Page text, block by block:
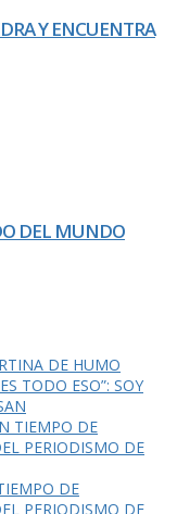
Y ENCUENTRA
DEL MUNDO
DE HUMO
TODO ESO”: SOY
TIEMPO DE
PERIODISMO DE
DE
PERIODISMO DE